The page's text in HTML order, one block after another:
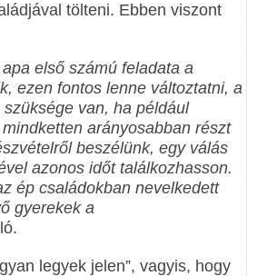
tölteni. Ebben viszont
első számú feladata a
ezen fontos lenne változtatni, a
van, ha például
arányosabban részt
beszélünk, egy válás
azonos időt találkozhasson.
ép családokban nevelkedett
gyerekek a
legyek jelen”, vagyis, hogy